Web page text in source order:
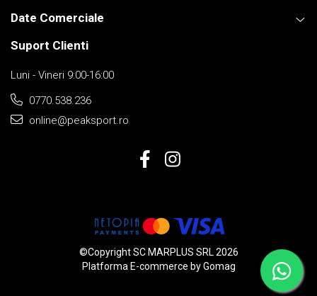
Date Comerciale
Suport Clienti
Luni - Vineri 9:00-16:00
0770.538.236
online@peaksport.ro
©Copyright SC MARPLUS SRL 2026
Platforma E-commerce by Gomag